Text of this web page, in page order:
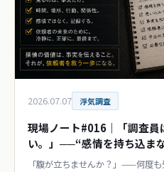
2026.07.07 浮気調査
現場ノート#016｜「調査員
い。」──“感情を持ち込ま
「腹が立ちませんか？」——何度